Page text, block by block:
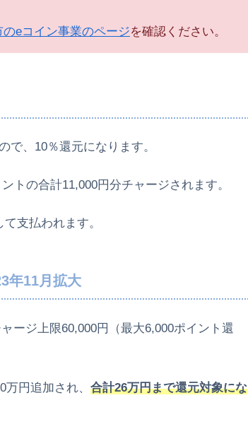
のeコイン事業のページを確認ください。
で、10％還元になります。
トの合計11,000円分チャージされます。
支払われます。
年11月拡大
ージ上限60,000円（最大6,000ポイント還
円追加され、 合計26万円まで還元対象にな